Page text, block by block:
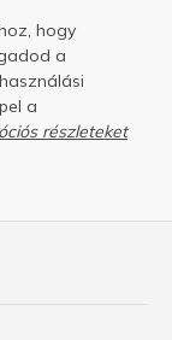
hogy
a
a
részleteket